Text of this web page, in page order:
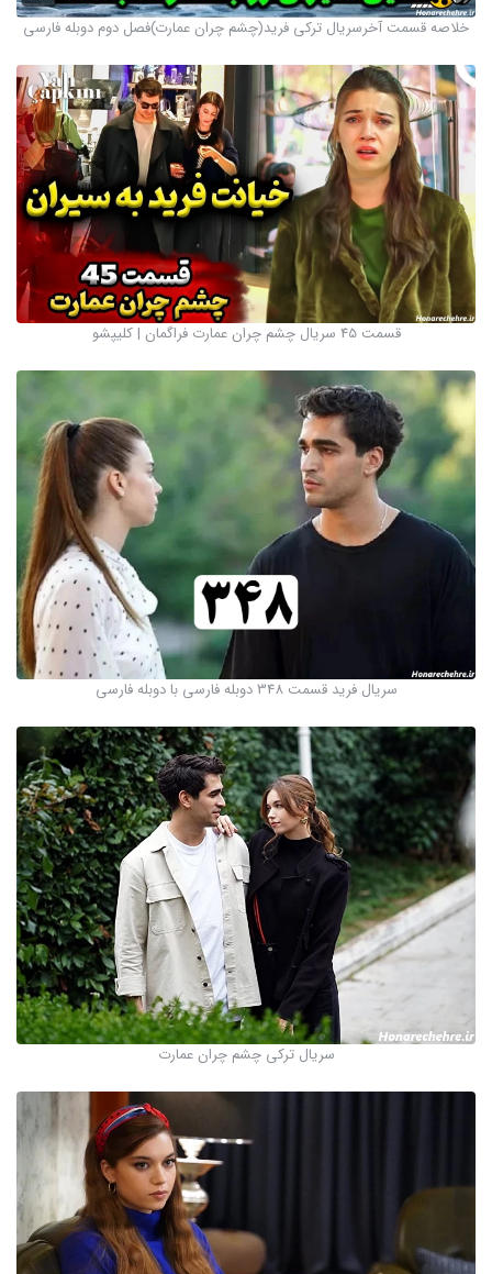
خلاصه قسمت آخرسریال ترکی فرید(چشم چران عمارت)فصل دوم دوبله فارسی
قسمت 45 سریال چشم چران عمارت فراگمان | کلیپشو
سریال فرید قسمت 348 دوبله فارسی با دوبله فارسی
سریال ترکی چشم چران عمارت